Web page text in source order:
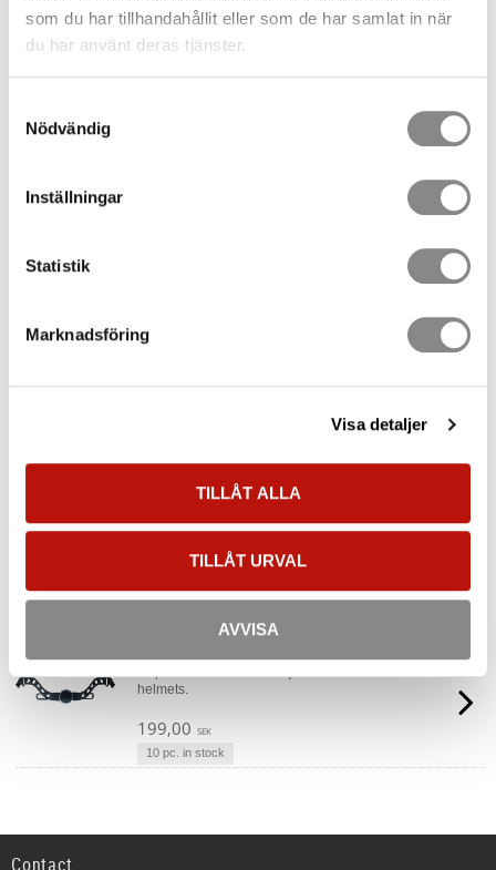
som du har tillhandahållit eller som de har samlat in när
du har använt deras tjänster.
Nödvändig
Inställningar
Statistik
Marknadsföring
Visa detaljer
TILLÅT ALLA
TILLÅT URVAL
AVVISA
Chin straps Ares Air
Replacement chin strap kit for the Ares Air helmet.
320,00
Headlamp holder kit 4pc Ares/Ares Air
Replacement headlamp holder clips for the Ares and Ares
Replacement foam padding kit for Ares and Ares Air
127,00
Padding kit mesh Ares/Ares Air
110,00 SEK
34 pc. in stock
Reducing kit Ares/Ares Air
110,00 SEK
10 pc. in stock
Turn dial Ares/Ares Air
helmets.
199,00 SEK
10 pc. in stock
Contact